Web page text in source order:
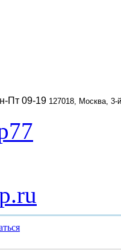
Пт 09-19 127018, Москва,